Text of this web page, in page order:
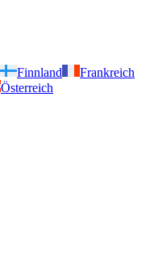
Finnland
Frankreich
Österreich